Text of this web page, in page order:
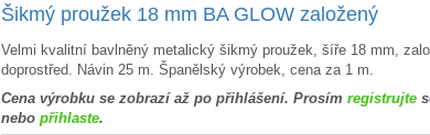
Šikmý proužek 18 mm BA GLOW založený
Velmi kvalitní bavlněný metalický šikmý proužek, šíře 18 mm,
doprostřed. Návin 25 m. Španělský výrobek, cena za 1 m.
Cena výrobku se zobrazí až po přihlášení. Prosím registrujte
nebo přihlaste.